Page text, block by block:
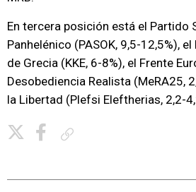
En tercera posición está el Partido
Panhelénico (PASOK, 9,5-12,5%),
de Grecia (KKE, 6-8%), el Frente
Desobediencia Realista (MeRA25,
la Libertad (Plefsi Eleftherias, 2,2-